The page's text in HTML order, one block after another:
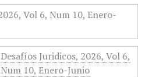
Desafíos Juridicos, 2026, Vol 6,
Num 10, Enero-Junio